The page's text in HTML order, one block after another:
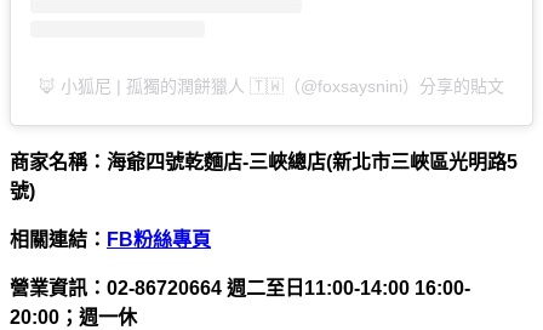
🦊 小狐尼 | 孤獨的潤餅獵人 🇹🇼（@foxsaysnini）分享的貼文
商家名稱：海爺四號乾麵店-三峽總店(新北市三峽區光明路5
號)
相關連結： FB粉絲專頁
營業資訊：02-86720664 週二至日11:00-14:00 16:00-
20:00；週一休